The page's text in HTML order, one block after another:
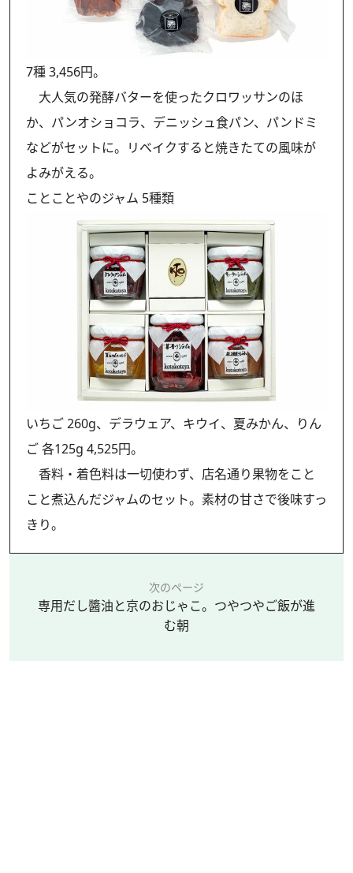
7種 3,456円。
大人気の発酵バターを使ったクロワッサンのほ
か、パンオショコラ、デニッシュ食パン、パンドミ
などがセットに。リベイクすると焼きたての風味が
よみがえる。
ことことやのジャム 5種類
いちご 260g、デラウェア、キウイ、夏みかん、りん
ご 各125g 4,525円。
香料・着色料は一切使わず、店名通り果物をこと
こと煮込んだジャムのセット。素材の甘さで後味すっ
きり。
次のページ
専用だし醬油と京のおじゃこ。つやつやご飯が進
む朝